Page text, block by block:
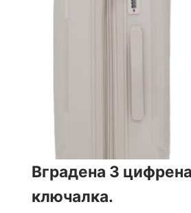
Вградена 3 цифрена
ключалка.